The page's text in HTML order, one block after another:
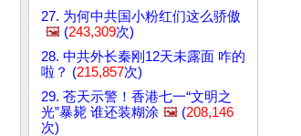
27. 为何中共国小粉红们这么骄傲
🖼️ (243,309次)
28. 中共外长秦刚12天未露面 咋的
啦？ (215,857次)
29. 苍天示警！香港七一“文明之
光”暴毙 谁还装糊涂 🖼️ (208,146
次)